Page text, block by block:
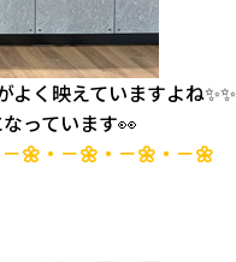
く映えていますよね✨✨
っています👀
🌼・－🌼・－🌼・－🌼